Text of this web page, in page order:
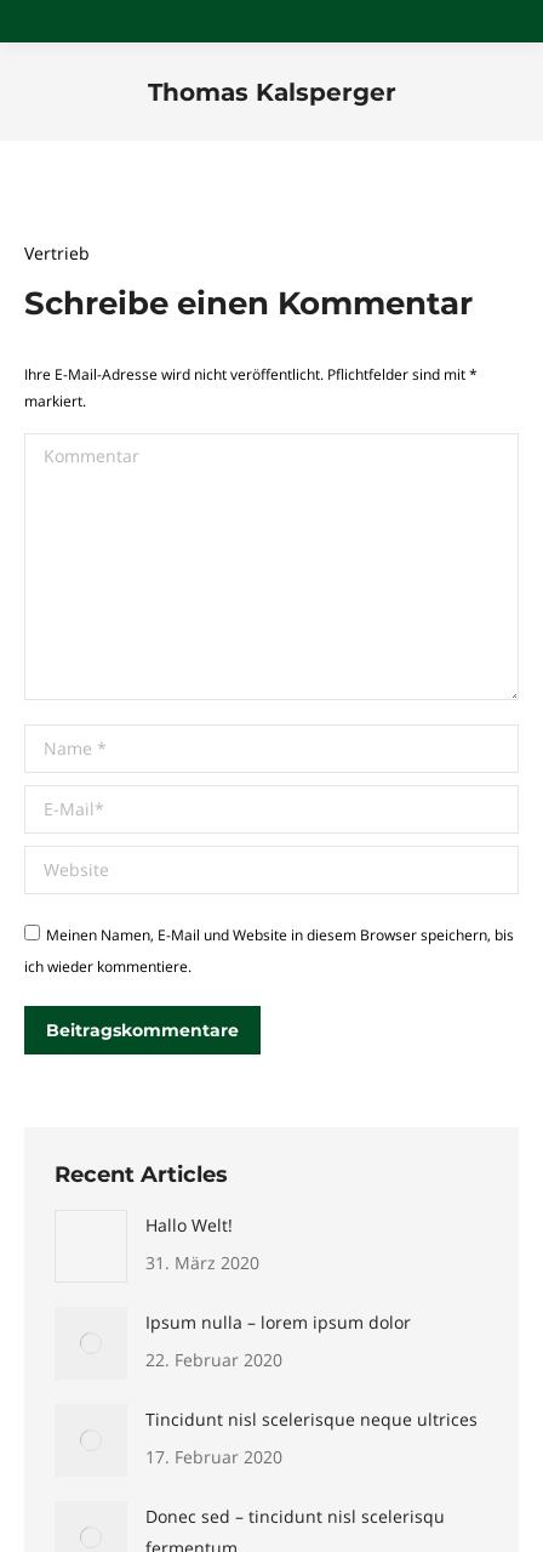
Thomas Kalsperger
Vertrieb
Schreibe einen Kommentar
Ihre E-Mail-Adresse wird nicht veröffentlicht. Pflichtfelder sind mit*
markiert.
Kommentar
Name *
E-Mail *
Website
Meinen Namen, E-Mail und Website in diesem Browser speichern, bis
ich wieder kommentiere.
Beitragskommentare
Recent Articles
Hallo Welt!
31. März 2020
Ipsum nulla – lorem ipsum dolor
22. Februar 2020
Tincidunt nisl scelerisque neque ultrices
17. Februar 2020
Donec sed – tincidunt nisl scelerisqu